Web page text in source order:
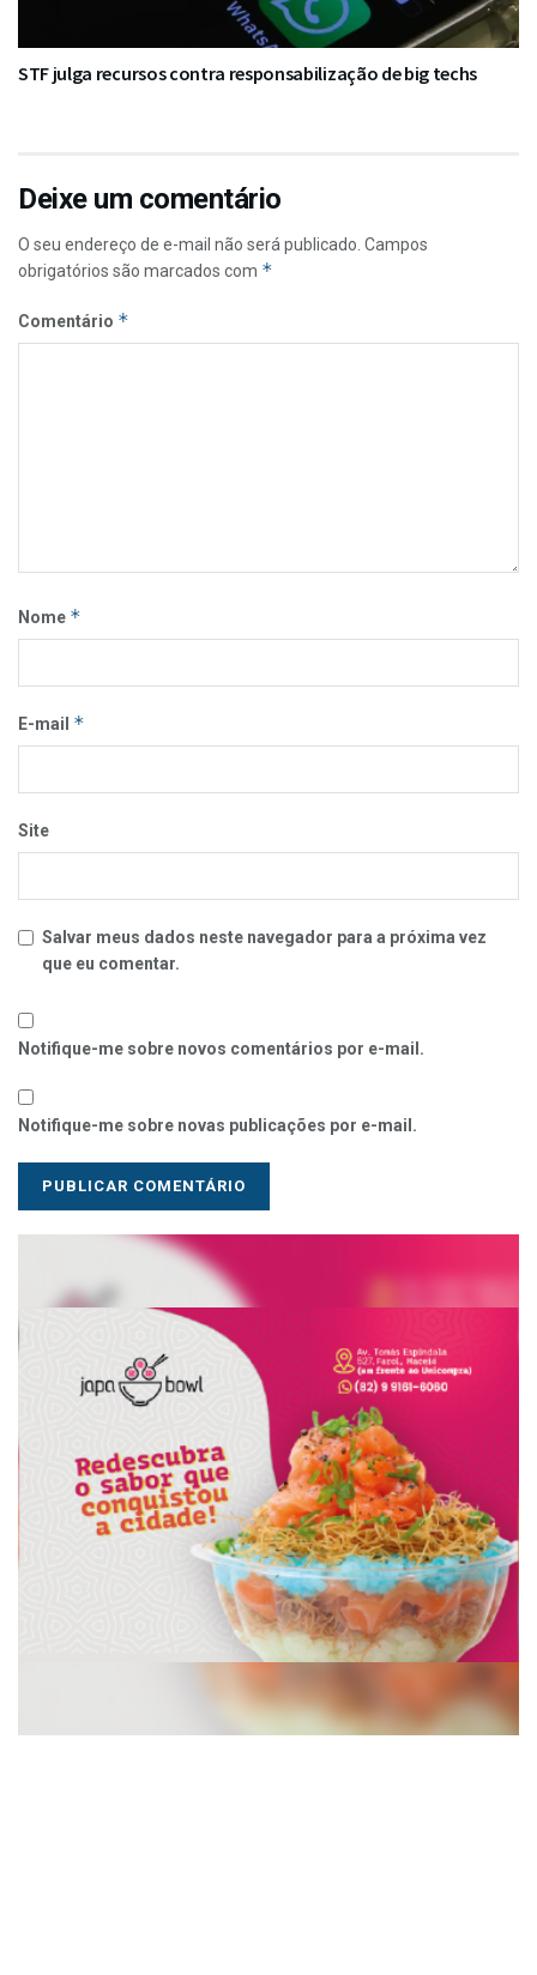
STF julga recursos contra responsabilização de big techs
Deixe um comentário
O seu endereço de e-mail não será publicado. Campos
obrigatórios são marcados com *
Comentário *
Nome *
E-mail *
Site
Salvar meus dados neste navegador para a próxima vez
que eu comentar.
Notifique-me sobre novos comentários por e-mail.
Notifique-me sobre novas publicações por e-mail.